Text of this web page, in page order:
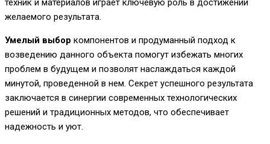
техник и материалов играет ключевую роль в достижении
желаемого результата.
Умелый выбор компонентов и продуманный подход к
возведению данного объекта помогут избежать многих
проблем в будущем и позволят наслаждаться каждой
минутой, проведенной в нем. Секрет успешного результата
заключается в синергии современных технологических
решений и традиционных методов, что обеспечивает
надежность и уют.